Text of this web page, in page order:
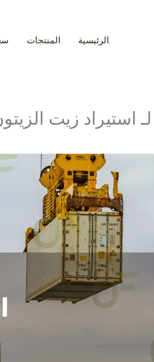
الرئيسية المنتجات
الزيتون من سوريا (2026):